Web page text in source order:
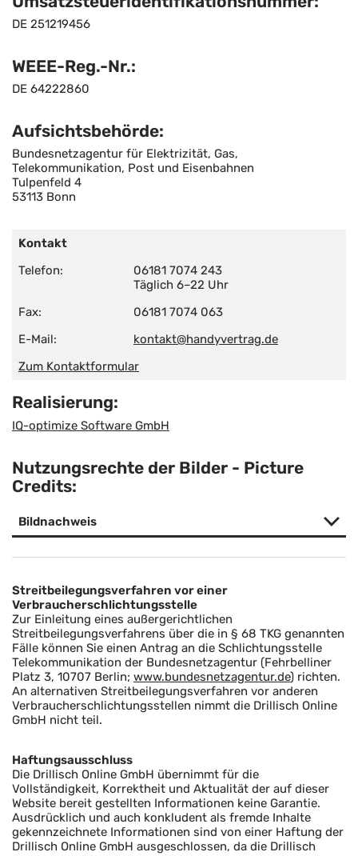
DE 251219456
WEEE-Reg.-Nr.:
DE 64222860
Aufsichtsbehörde:
Bundesnetzagentur für Elektrizität, Gas,
Telekommunikation, Post und Eisenbahnen
Tulpenfeld 4
53113 Bonn
Kontakt
Telefon:
06181 7074 243
Täglich 6–22 Uhr
Fax:
06181 7074 063
E-Mail:
kontakt@handyvertrag.de
Zum Kontaktformular
Realisierung:
IQ-optimize Software GmbH
Nutzungsrechte der Bilder - Picture
Credits:
Bildnachweis
Streitbeilegungsverfahren vor einer
Verbraucherschlichtungsstelle
Zur Einleitung eines außergerichtlichen
Streitbeilegungsverfahrens über die in § 68 TKG genannten
Fälle können Sie einen Antrag an die Schlichtungsstelle
Telekommunikation der Bundesnetzagentur (Fehrbelliner
Platz 3, 10707 Berlin; www.bundesnetzagentur.de) richten.
An alternativen Streitbeilegungsverfahren vor anderen
Verbraucherschlichtungsstellen nimmt die Drillisch Online
GmbH nicht teil.
Haftungsausschluss
Die Drillisch Online GmbH übernimmt für die
Vollständigkeit, Korrektheit und Aktualität der auf dieser
Website bereit gestellten Informationen keine Garantie.
Ausdrücklich und auch konkludent als fremde Inhalte
gekennzeichnete Informationen sind von einer Haftung der
Drillisch Online GmbH ausgeschlossen, da die Drillisch